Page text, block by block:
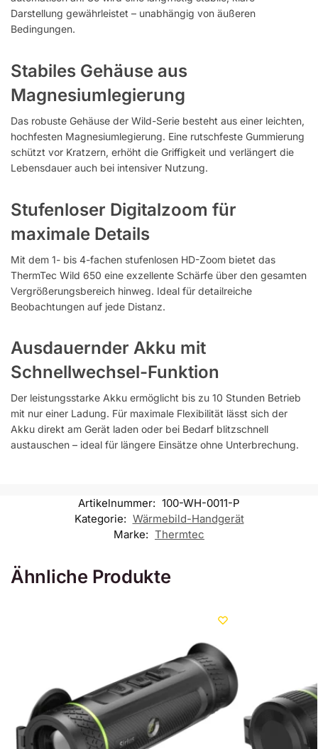
Darstellung gewährleistet – unabhängig von äußeren
Bedingungen.
Stabiles Gehäuse aus
Magnesiumlegierung
Das robuste Gehäuse der Wild-Serie besteht aus einer leichten,
hochfesten Magnesiumlegierung. Eine rutschfeste Gummierung
schützt vor Kratzern, erhöht die Griffigkeit und verlängert die
Lebensdauer auch bei intensiver Nutzung.
Stufenloser Digitalzoom für
maximale Details
Mit dem 1- bis 4-fachen stufenlosen HD-Zoom bietet das
ThermTec Wild 650 eine exzellente Schärfe über den gesamten
Vergrößerungsbereich hinweg. Ideal für detailreiche
Beobachtungen auf jede Distanz.
Ausdauernder Akku mit
Schnellwechsel-Funktion
Der leistungsstarke Akku ermöglicht bis zu 10 Stunden Betrieb
mit nur einer Ladung. Für maximale Flexibilität lässt sich der
Akku direkt am Gerät laden oder bei Bedarf blitzschnell
austauschen – ideal für längere Einsätze ohne Unterbrechung.
Artikelnummer: 100-WH-0011-P
Kategorie: Wärmebild-Handgerät
Marke: Thermtec
Ähnliche Produkte